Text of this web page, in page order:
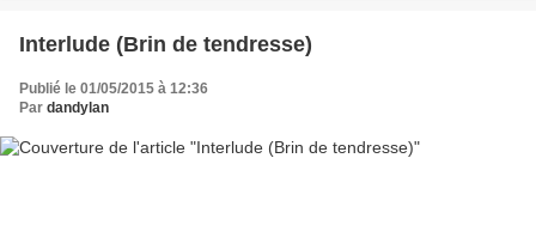
Interlude (Brin de tendresse)
Publié le 01/05/2015 à 12:36
Par dandylan